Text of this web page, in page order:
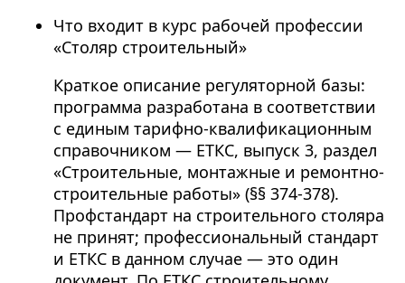
Что входит в курс рабочей профессии
«Столяр строительный»
Краткое описание регуляторной базы:
программа разработана в соответствии
с единым тарифно-квалификационным
справочником — ЕТКС, выпуск 3, раздел
«Строительные, монтажные и ремонтно-
строительные работы» (§§ 374-378).
Профстандарт на строительного столяра
не принят; профессиональный стандарт
и ЕТКС в данном случае — это один